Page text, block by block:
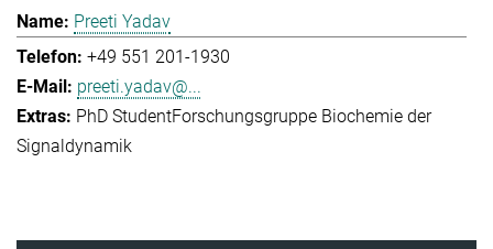
Preeti Yadav
+49 551 201-1930
preeti.yadav@...
PhD StudentForschungsgruppe Biochemie der
Signaldynamik